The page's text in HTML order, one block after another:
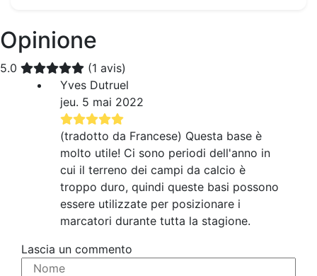
Opinione
5.0
(1 avis)
Yves Dutruel
jeu. 5 mai 2022
(tradotto da Francese) Questa base è
molto utile! Ci sono periodi dell'anno in
cui il terreno dei campi da calcio è
troppo duro, quindi queste basi possono
essere utilizzate per posizionare i
marcatori durante tutta la stagione.
Lascia un commento
Nome